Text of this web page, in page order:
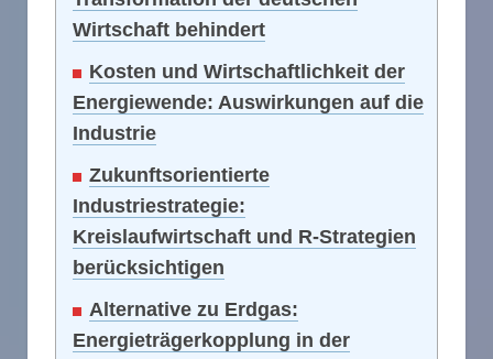
Wirtschaft behindert
Kosten und Wirtschaftlichkeit der
Energiewende: Auswirkungen auf die
Industrie
Zukunftsorientierte
Industriestrategie:
Kreislaufwirtschaft und R-Strategien
berücksichtigen
Alternative zu Erdgas:
Energieträgerkopplung in der